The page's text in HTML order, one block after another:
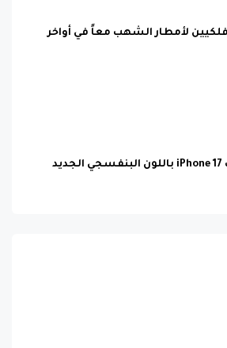
لأمطار الشهب معاً في أواخر
صورة مسربة تكشف iPhone 17 باللون البنفسجي الجديد